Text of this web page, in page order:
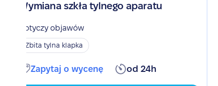
Wymiana szkła tylnego aparatu
Dotyczy objawów
Zbita tylna klapka
Zapytaj o wycenę od 24h